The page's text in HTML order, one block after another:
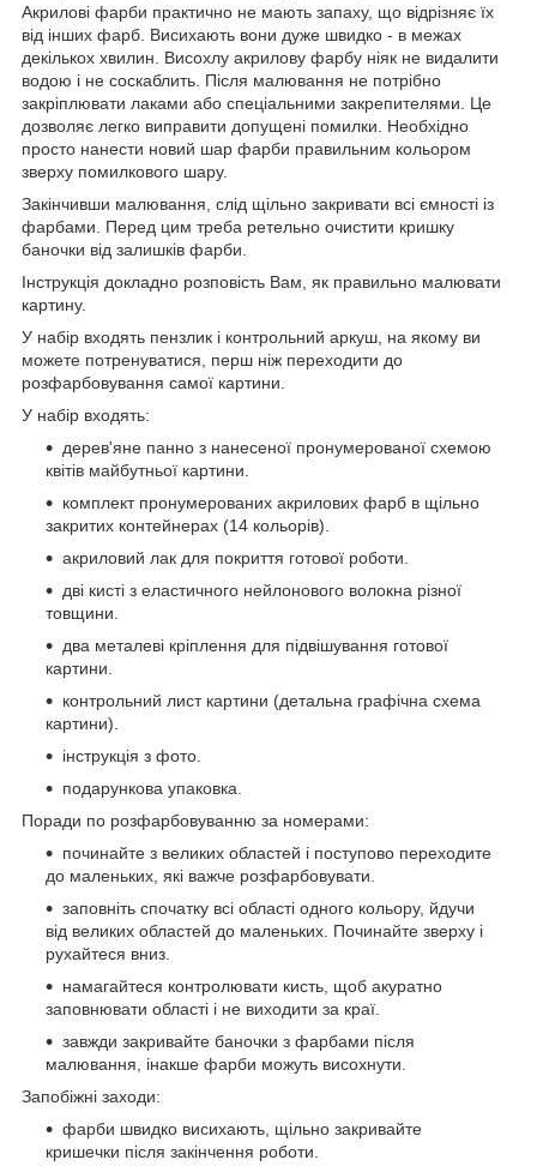
Акрилові фарби практично не мають запаху, що відрізняє їх
від інших фарб. Висихають вони дуже швидко - в межах
декількох хвилин. Висохлу акрилову фарбу ніяк не видалити
водою і не соскаблить. Після малювання не потрібно
закріплювати лаками або спеціальними закрепителями. Це
дозволяє легко виправити допущені помилки. Необхідно
просто нанести новий шар фарби правильним кольором
зверху помилкового шару.
Закінчивши малювання, слід щільно закривати всі ємності із
фарбами. Перед цим треба ретельно очистити кришку
баночки від залишків фарби.
Інструкція докладно розповість Вам, як правильно малювати
картину.
У набір входять пензлик і контрольний аркуш, на якому ви
можете потренуватися, перш ніж переходити до
розфарбовування самої картини.
У набір входять:
дерев'яне панно з нанесеної пронумерованої схемою
квітів майбутньої картини.
комплект пронумерованих акрилових фарб в щільно
закритих контейнерах (14 кольорів).
акриловий лак для покриття готової роботи.
дві кисті з еластичного нейлонового волокна різної
товщини.
два металеві кріплення для підвішування готової
картини.
контрольний лист картини (детальна графічна схема
картини).
інструкція з фото.
подарункова упаковка.
Поради по розфарбовуванню за номерами:
починайте з великих областей і поступово переходите
до маленьких, які важче розфарбовувати.
заповніть спочатку всі області одного кольору, йдучи
від великих областей до маленьких. Починайте зверху і
рухайтеся вниз.
намагайтеся контролювати кисть, щоб акуратно
заповнювати області і не виходити за краї.
завжди закривайте баночки з фарбами після
малювання, інакше фарби можуть висохнути.
Запобіжні заходи:
фарби швидко висихають, щільно закривайте
кришечки після закінчення роботи.